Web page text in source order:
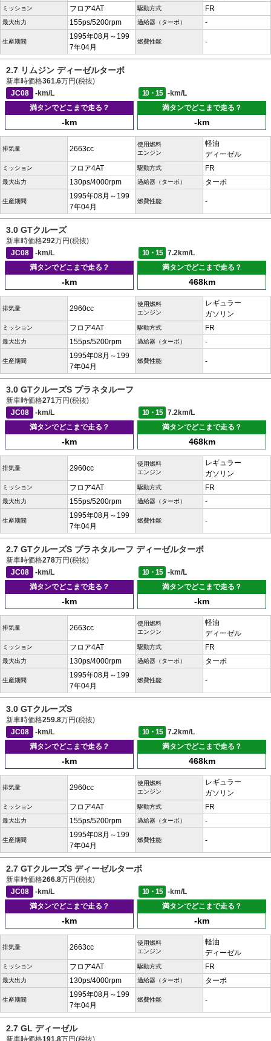
ミッション フロア4AT 駆動方式 FR
最大出力 155ps/5200rpm 過給器（ターボ） -
生産期間
1995年08月～199
7年04月
燃費性能 -
2.7 リムジン ディーゼルターボ
新車時価格361.6万円(税抜)
JC08
-km/L 10・15
-km/L
満タンでどこまで走る？
-km
満タンでどこまで走る？
-km
排気量 2663cc
使用燃料
エンジン
軽油
ディーゼル
ミッション フロア4AT 駆動方式 FR
最大出力 130ps/4000rpm 過給器（ターボ） ターボ
生産期間
1995年08月～199
7年04月
燃費性能 -
3.0 GTクルーズ
新車時価格292万円(税抜)
JC08
-km/L 10・15
7.2km/L
満タンでどこまで走る？
-km
満タンでどこまで走る？
468km
排気量 2960cc
使用燃料
エンジン
レギュラー
ガソリン
ミッション フロア4AT 駆動方式 FR
最大出力 155ps/5200rpm 過給器（ターボ） -
生産期間
1995年08月～199
7年04月
燃費性能 -
3.0 GTクルーズS プラネタルーフ
新車時価格271万円(税抜)
JC08
-km/L 10・15
7.2km/L
満タンでどこまで走る？
-km
満タンでどこまで走る？
468km
排気量 2960cc
使用燃料
エンジン
レギュラー
ガソリン
ミッション フロア4AT 駆動方式 FR
最大出力 155ps/5200rpm 過給器（ターボ） -
生産期間
1995年08月～199
7年04月
燃費性能 -
2.7 GTクルーズS プラネタルーフ ディーゼルターボ
新車時価格278万円(税抜)
JC08
-km/L 10・15
-km/L
満タンでどこまで走る？
-km
満タンでどこまで走る？
-km
排気量 2663cc
使用燃料
エンジン
軽油
ディーゼル
ミッション フロア4AT 駆動方式 FR
最大出力 130ps/4000rpm 過給器（ターボ） ターボ
生産期間
1995年08月～199
7年04月
燃費性能 -
3.0 GTクルーズS
新車時価格259.8万円(税抜)
JC08
-km/L 10・15
7.2km/L
満タンでどこまで走る？
-km
満タンでどこまで走る？
468km
排気量 2960cc
使用燃料
エンジン
レギュラー
ガソリン
ミッション フロア4AT 駆動方式 FR
最大出力 155ps/5200rpm 過給器（ターボ） -
生産期間
1995年08月～199
7年04月
燃費性能 -
2.7 GTクルーズS ディーゼルターボ
新車時価格266.8万円(税抜)
JC08
-km/L 10・15
-km/L
満タンでどこまで走る？
-km
満タンでどこまで走る？
-km
排気量 2663cc
使用燃料
エンジン
軽油
ディーゼル
ミッション フロア4AT 駆動方式 FR
最大出力 130ps/4000rpm 過給器（ターボ） ターボ
生産期間
1995年08月～199
7年04月
燃費性能 -
2.7 GL ディーゼル